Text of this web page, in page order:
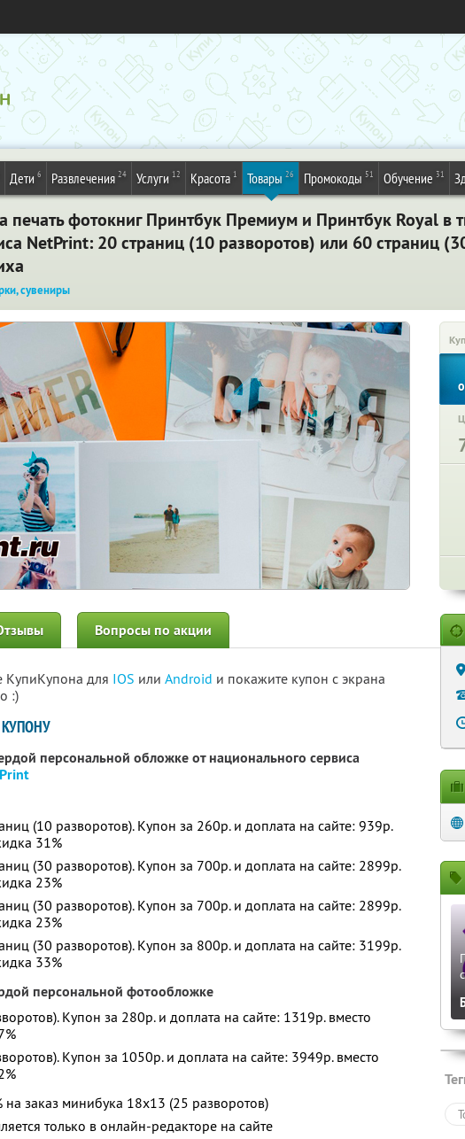
Дети 6 Развлечения 24 Услуги 12 Красота 1 Товары 26 Промокоды 51 Обучение 31
печать фотокниг Принтбук Премиум и Принтбук Royal в
NetPrint: 20 страниц (10 разворотов) или 60 страниц
сувениры
Вопросы по акции
КупиКупона для IOS или Android и покажите купон с экрана
:)
персональной обложке от национального сервиса
(10 разворотов). Купон за 260р. и доплата на сайте: 939р.
31%
(30 разворотов). Купон за 700р. и доплата на сайте: 2899р.
23%
(30 разворотов). Купон за 700р. и доплата на сайте: 2899р.
23%
(30 разворотов). Купон за 800р. и доплата на сайте: 3199р.
33%
персональной фотообложке
Купон за 280р. и доплата на сайте: 1319р. вместо
Купон за 1050р. и доплата на сайте: 3949р. вместо
на заказ минибука 18х13 (25 разворотов)
только в онлайн-редакторе на сайте